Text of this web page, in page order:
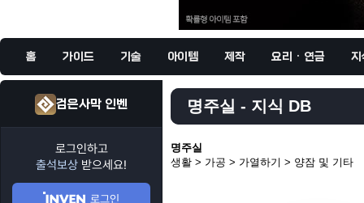
홈 가이드 기술 아이템 제작 요리 · 연금 지
검은사막 인벤
로그인하고
출석보상 받으세요!
로그인
명주실 - 지식 DB
명주실
생활 > 가공 > 가열하기 > 양잠 및 기타